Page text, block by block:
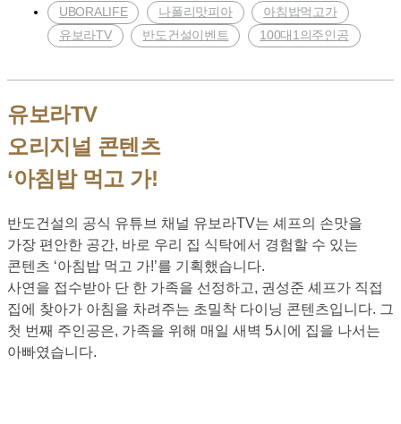
UBORALIFE , 나폴리맛피아 , 아침밥먹고가
유보라TV
, 반도건설이벤트 , 100대1의주인공
유보라TV
오리지널 콘텐츠
‘아침밥 먹고 가!
반도건설의 공식 유튜브 채널 유보라TV는 셰프의 손맛을
가장 편안한 공간, 바로 우리 집 식탁에서 경험할 수 있는
콘텐츠 ‘아침밥 먹고 가!’를 기획했습니다.
사연을 접수받아 단 한 가족을 선정하고, 권성준 셰프가 직접
집에 찾아가 아침을 차려주는 초밀착 다이닝 콘텐츠입니다. 그
첫 번째 주인공은, 가족을 위해 매일 새벽 5시에 집을 나서는
아빠였습니다.